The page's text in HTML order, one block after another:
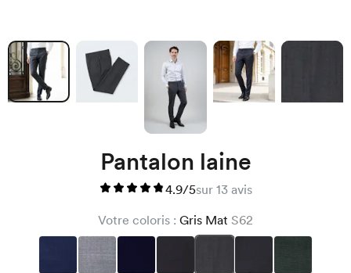
Pantalon laine
4.9/5sur 13 avis
Votre coloris : Gris Mat S62